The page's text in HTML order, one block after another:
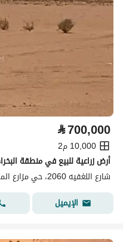
⃁700,000
10,000 م2
أرض زراعية للبيع في منطقة
شارع اللغفيه 2060، حي مزارع المزاحمية، المزاحمية منطقة الرياض
الإيميل